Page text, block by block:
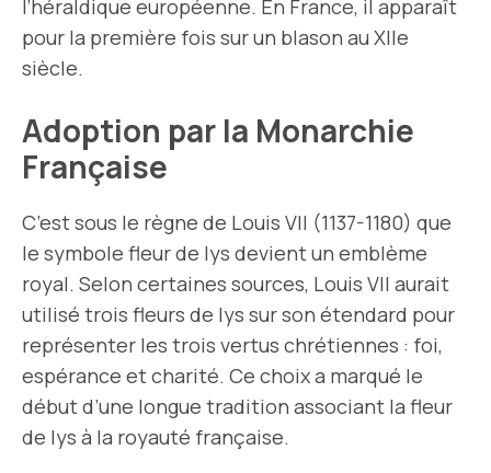
l’héraldique européenne. En France, il apparaît
pour la première fois sur un blason au XIIe
siècle.
Adoption par la Monarchie
Française
C’est sous le règne de Louis VII (1137-1180) que
le symbole fleur de lys devient un emblème
royal. Selon certaines sources, Louis VII aurait
utilisé trois fleurs de lys sur son étendard pour
représenter les trois vertus chrétiennes : foi,
espérance et charité. Ce choix a marqué le
début d’une longue tradition associant la fleur
de lys à la royauté française.